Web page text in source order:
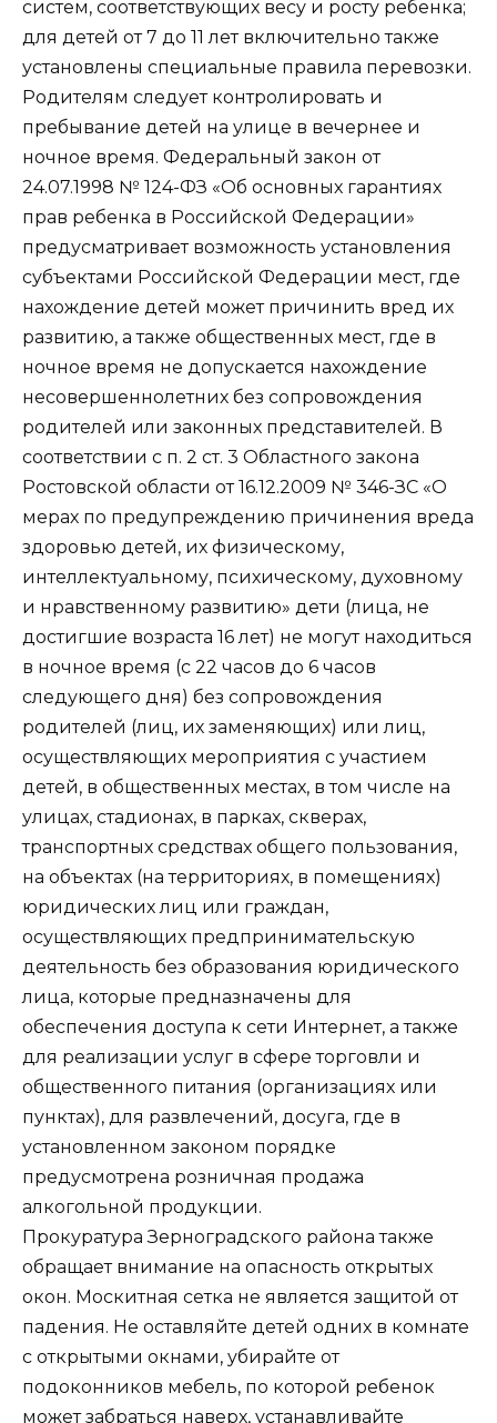
систем, соответствующих весу и росту ребенка;
для детей от 7 до 11 лет включительно также
установлены специальные правила перевозки.
Родителям следует контролировать и
пребывание детей на улице в вечернее и
ночное время. Федеральный закон от
24.07.1998 № 124-ФЗ «Об основных гарантиях
прав ребенка в Российской Федерации»
предусматривает возможность установления
субъектами Российской Федерации мест, где
нахождение детей может причинить вред их
развитию, а также общественных мест, где в
ночное время не допускается нахождение
несовершеннолетних без сопровождения
родителей или законных представителей. В
соответствии с п. 2 ст. 3 Областного закона
Ростовской области от 16.12.2009 № 346-ЗС «О
мерах по предупреждению причинения вреда
здоровью детей, их физическому,
интеллектуальному, психическому, духовному
и нравственному развитию» дети (лица, не
достигшие возраста 16 лет) не могут находиться
в ночное время (с 22 часов до 6 часов
следующего дня) без сопровождения
родителей (лиц, их заменяющих) или лиц,
осуществляющих мероприятия с участием
детей, в общественных местах, в том числе на
улицах, стадионах, в парках, скверах,
транспортных средствах общего пользования,
на объектах (на территориях, в помещениях)
юридических лиц или граждан,
осуществляющих предпринимательскую
деятельность без образования юридического
лица, которые предназначены для
обеспечения доступа к сети Интернет, а также
для реализации услуг в сфере торговли и
общественного питания (организациях или
пунктах), для развлечений, досуга, где в
установленном законом порядке
предусмотрена розничная продажа
алкогольной продукции.
Прокуратура Зерноградского района также
обращает внимание на опасность открытых
окон. Москитная сетка не является защитой от
падения. Не оставляйте детей одних в комнате
с открытыми окнами, убирайте от
подоконников мебель, по которой ребенок
может забраться наверх, устанавливайте